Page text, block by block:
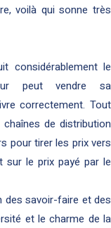
voilà qui sonne très
considérablement le
peut vendre sa
correctement. Tout
de distribution
pour tirer les prix vers
sur le prix payé par le
des savoir-faire et des
et le charme de la